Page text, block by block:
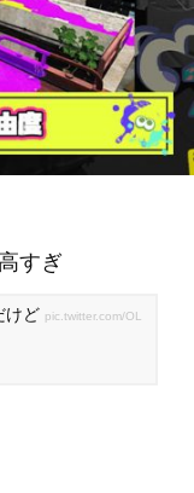
すぎ
けど pic.twitter.com/OL